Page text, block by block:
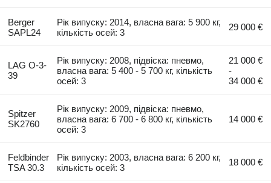
Berger
SAPL24
Рік випуску: 2014, власна вага: 5 900 кг,
кількість осей: 3
29 000 €
LAG O-3-
39
Рік випуску: 2008, підвіска: пневмо,
власна вага: 5 400 - 5 700 кг, кількість
осей: 3
21 000 €
-
34 000 €
Spitzer
SK2760
Рік випуску: 2009, підвіска: пневмо,
власна вага: 6 700 - 6 800 кг, кількість
осей: 3
14 000 €
Feldbinder
TSA 30.3
Рік випуску: 2003, власна вага: 6 200 кг,
кількість осей: 3
18 000 €